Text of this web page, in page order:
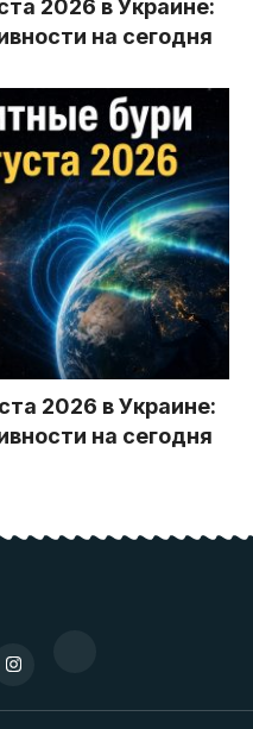
2026 в Украине:
на сегодня
2026 в Украине:
на сегодня